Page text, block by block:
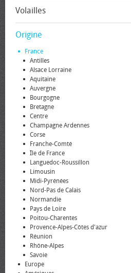
Volailles
Origine
France
Antilles
Alsace Lorraine
Aquitaine
Auvergne
Bourgogne
Bretagne
Centre
Champagne Ardennes
Corse
Franche-Comté
Île de France
Languedoc-Roussillon
Limousin
Midi-Pyrénées
Nord-Pas de Calais
Normandie
Pays de Loire
Poitou-Charentes
Provence-Alpes-Côtes d'azur
Réunion
Rhône-Alpes
Savoie
Europe